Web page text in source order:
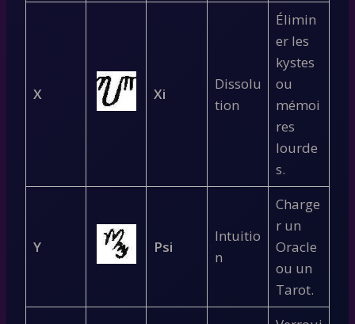
X Xi
Dissolu
tion
Élimin
er les
kystes
ou
mémoi
res
lourde
s.
Y Psi
Intuitio
n
Charge
r un
Oracle
ou un
Tarot.